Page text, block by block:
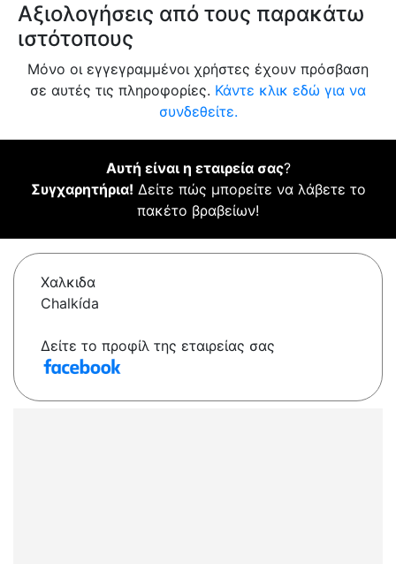
Αξιολογήσεις από τους παρακάτω
ιστότοπους
Μόνο οι εγγεγραμμένοι χρήστες έχουν πρόσβαση
σε αυτές τις πληροφορίες. Κάντε κλικ εδώ για να
συνδεθείτε.
Αυτή είναι η εταιρεία σας?
Συγχαρητήρια! Δείτε πώς μπορείτε να λάβετε το
πακέτο βραβείων!
Χαλκιδα
Chalkída
Δείτε το προφίλ της εταιρείας σας